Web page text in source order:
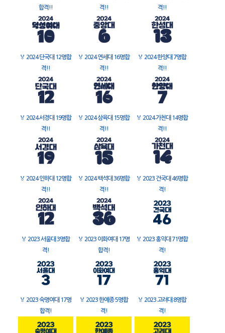
합격!!
격!!
격!!
🏅 2024 단국대 12명합
격!!
🏅 2024 연세대 16명합
격!!
🏅 2024 한양대 7명합
격!!
🏅 2024 서경대 19명합
격!!
🏅 2024 삼육대 15명합
격!!
🏅 2024 가천대 14명합
격!!
🏅 2024 인하대 12명합
격!!
🏅 2024 백석대 36명합
격!!
🏅 2023 건국대 46명합
격!
🏅 2023 서울대 3명합
격!
🏅 2023 이화여대 17명
합격!
🏅 2023 홍익대 71명합
격!
🏅 2023 숙명여대 17명
합격!
🏅 2023 한예종 5명합
격!
🏅 2023 고려대 8명합
격!